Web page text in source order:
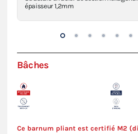
épaisseur 1,2mm
Bâches
Ce barnum pliant est certifié M2